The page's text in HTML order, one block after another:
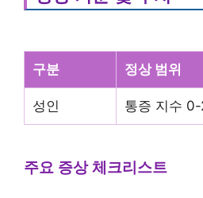
구분 정상 범위
성인 통증 지수 0-
주요 증상 체크리스트